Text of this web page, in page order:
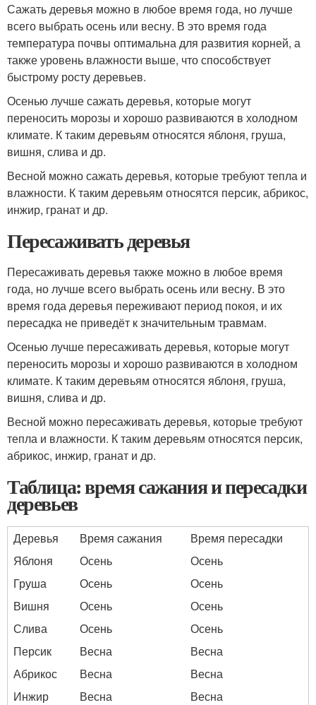
Сажать деревья можно в любое время года, но лучше
всего выбрать осень или весну. В это время года
температура почвы оптимальна для развития корней, а
также уровень влажности выше, что способствует
быстрому росту деревьев.
Осенью лучше сажать деревья, которые могут
переносить морозы и хорошо развиваются в холодном
климате. К таким деревьям относятся яблоня, груша,
вишня, слива и др.
Весной можно сажать деревья, которые требуют тепла и
влажности. К таким деревьям относятся персик, абрикос,
инжир, гранат и др.
Пересаживать деревья
Пересаживать деревья также можно в любое время
года, но лучше всего выбрать осень или весну. В это
время года деревья переживают период покоя, и их
пересадка не приведёт к значительным травмам.
Осенью лучше пересаживать деревья, которые могут
переносить морозы и хорошо развиваются в холодном
климате. К таким деревьям относятся яблоня, груша,
вишня, слива и др.
Весной можно пересаживать деревья, которые требуют
тепла и влажности. К таким деревьям относятся персик,
абрикос, инжир, гранат и др.
Таблица: время сажания и пересадки
деревьев
Деревья Время сажания
Время пересадки
Яблоня
Осень
Осень
Груша
Осень
Осень
Вишня
Осень
Осень
Слива
Осень
Осень
Персик
Весна
Весна
Абрикос
Весна
Весна
Инжир
Весна
Весна